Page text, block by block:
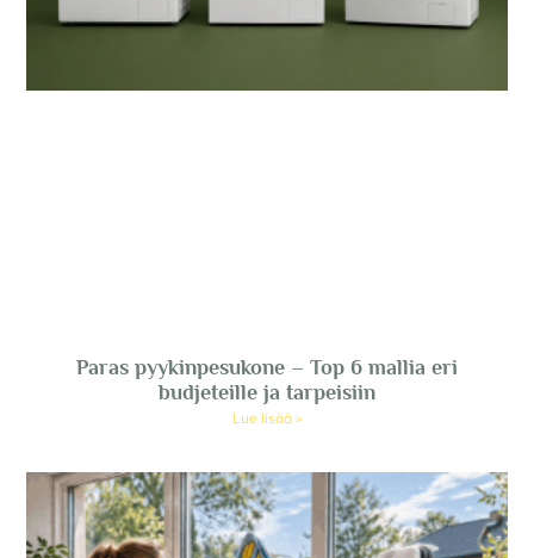
Paras pyykinpesukone – Top 6 mallia eri
budjeteille ja tarpeisiin
Lue lisää »